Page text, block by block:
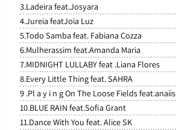
3.Ladeira feat.Josyara
4.Jureia featJoia Luz
5.Todo Samba feat. Fabiana Cozza
6.Mulherassim feat.Amanda Maria
7.MIDNIGHT LULLABY feat .Liana Flores
8.Every Little Thing feat. SAHRA
9 .Pl a y i n g On The Loose Fields feat.anaiis
10.BLUE RAIN feat.Sofia Grant
11.Dance With You feat. Alice SK